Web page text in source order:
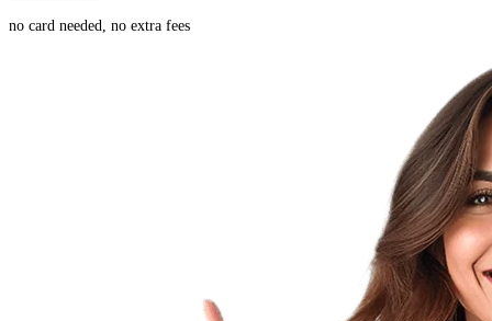
no card needed, no extra fees